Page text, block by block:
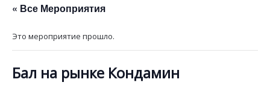
« Все Мероприятия
Это мероприятие прошло.
Бал на рынке Кондамин